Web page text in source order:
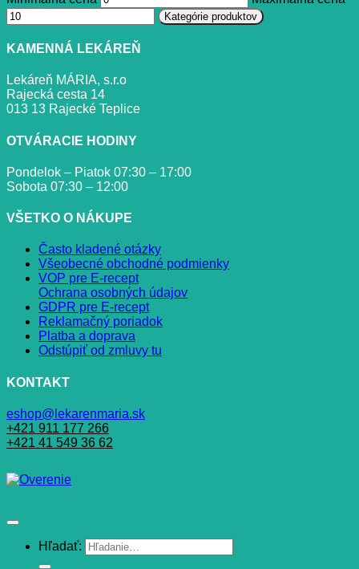
Kategórie produktov
KAMENNÁ LEKÁREŇ
Lekáreň MÁRIA, s.r.o
Rajecká cesta 14
013 13 Rajecké Teplice
OTVÁRACIE HODINY
Pondelok – Piatok 07:30 – 17:00
Sobota 07:30 – 12:00
VŠETKO O NÁKUPE
Často kladené otázky
Všeobecné obchodné podmienky
VOP pre E-recept
Ochrana osobných údajov
GDPR pre E-recept
Reklamačný poriadok
Platba a doprava
Odstúpiť od zmluvy tu
KONTAKT
eshop@lekarenmaria.sk
+421 911 177 266
+421 41 549 36 62
Hľadať: